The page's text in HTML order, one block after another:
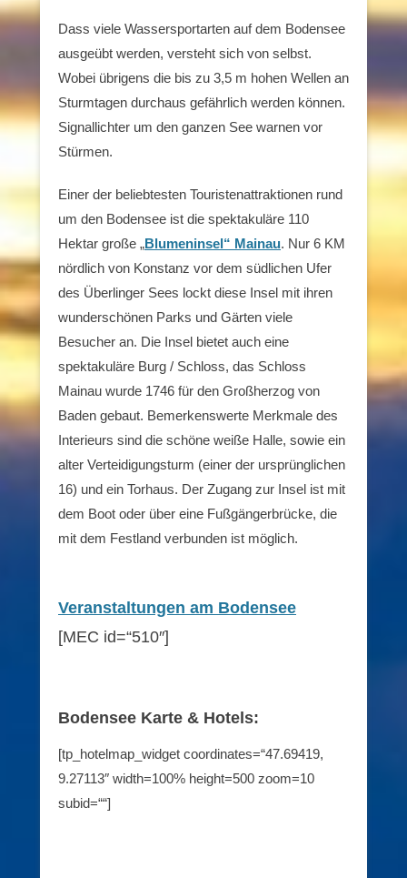
Dass viele Wassersportarten auf dem Bodensee
ausgeübt werden, versteht sich von selbst.
Wobei übrigens die bis zu 3,5 m hohen Wellen an
Sturmtagen durchaus gefährlich werden können.
Signallichter um den ganzen See warnen vor
Stürmen.
Einer der beliebtesten Touristenattraktionen rund
um den Bodensee ist die spektakuläre 110
Hektar große „Blumeninsel“ Mainau. Nur 6 KM
nördlich von Konstanz vor dem südlichen Ufer
des Überlinger Sees lockt diese Insel mit ihren
wunderschönen Parks und Gärten viele
Besucher an. Die Insel bietet auch eine
spektakuläre Burg / Schloss, das Schloss
Mainau wurde 1746 für den Großherzog von
Baden gebaut. Bemerkenswerte Merkmale des
Interieurs sind die schöne weiße Halle, sowie ein
alter Verteidigungsturm (einer der ursprünglichen
16) und ein Torhaus. Der Zugang zur Insel ist mit
dem Boot oder über eine Fußgängerbrücke, die
mit dem Festland verbunden ist möglich.
Veranstaltungen am Bodensee
[MEC id=“510″]
Bodensee Karte & Hotels:
[tp_hotelmap_widget coordinates=“47.69419,
9.27113″ width=100% height=500 zoom=10
subid=““]